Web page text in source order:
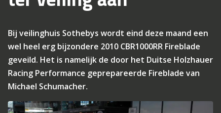
Bij veilinghuis Sothebys wordt eind deze maand een
wel heel erg bijzondere 2010 CBR1000RR Fireblade
geveild. Het is namelijk de door het Duitse Holzhauer
Racing Performance geprepareerde Fireblade van
Michael Schumacher.